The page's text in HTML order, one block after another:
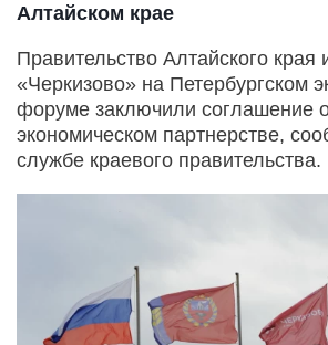
Алтайском крае
Правительство Алтайского края
«Черкизово» на Петербургском
форуме заключили соглашение
экономическом партнерстве,
службе краевого правительства.